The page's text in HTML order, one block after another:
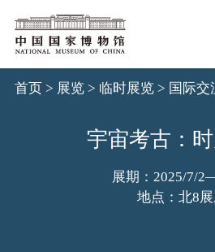
首页> 展览> 临时展览> 国际交
宇宙考古：
展期：2025/7/
地点：北8